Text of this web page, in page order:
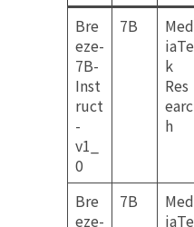
Bre
eze-
7B-
Inst
ruct
-
v1_
0
7B
Med
iaTe
k
Res
earc
h
Bre
eze-
7B
Med
iaTe